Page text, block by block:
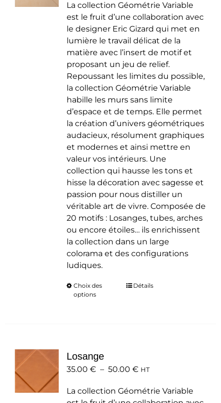
choisies
sur
la
page
du
produit
prix :
35.00 €
à
50.00 €
La collection Géométrie Variable
est le fruit d’une collaboration avec
le designer Eric Gizard qui met en
lumière le travail délicat de la
matière avec l’insert de motif et
proposant un jeu de relief.
Repoussant les limites du possible,
la collection Géométrie Variable
habille les murs sans limite
d’espace et de temps. Elle permet
la création d’univers géométriques
audacieux, résolument graphiques
et modernes et ainsi mettre en
valeur vos intérieurs. Une
collection qui hausse les tons et
hisse la décoration avec sagesse et
passion pour nous distiller un
véritable art de vivre. Composée de
20 motifs : Losanges, tubes, arches
ou encore étoiles… ils enrichissent
la collection dans un large
colorama et des configurations
ludiques.
Choix des
options
Ce
peuvent
choisies
Détails
Losange
35.00 € – 50.00 €Plage
prix :
HT
La collection Géométrie Variable